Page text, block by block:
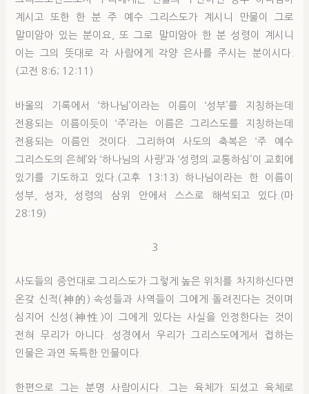
계시고 또한 한 분 주 예수 그리스도가 계시니 만물이 그로
말미암아 있는 분이요, 또 그로 말미암아 한 분 성령이 계시니
이는 그의 뜻대로 각 사람에게 각양 은사를 주시는 분이시다.
(고전 8:6; 12:11)
바울의 기록에서 ‘하나님’이라는 이름이 ‘성부’를 지칭하는데
전용되는 이름이듯이 ‘주’라는 이름은 그리스도를 지칭하는데
전용되는 이름인 것이다. 그리하여 사도의 축복은 ‘주 예수
그리스도의 은혜’와 ‘하나님의 사랑’과 ‘성령의 교통하심’이 교회에
있기를 기도하고 있다.(고후 13:13) 하나님이라는 한 이름이
성부, 성자, 성령의 삼위 안에서 스스로 해석되고 있다.(마
28:19)
3
사도들의 증언대로 그리스도가 그렇게 높은 위치를 차지하신다면
온갖 신적(神的) 속성들과 사역들이 그에게 돌려진다는 것이며
심지어 신성(神性)이 그에게 있다는 사실을 인정한다는 것이
전혀 무리가 아니다. 성경에서 우리가 그리스도에게서 접하는
인물은 과연 독특한 인물이다.
한편으로 그는 분명 사람이시다. 그는 육체가 되셨고 육체로